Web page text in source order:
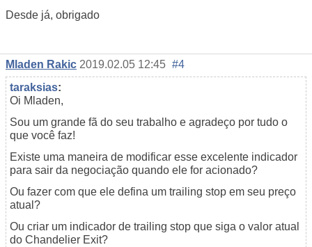
Desde já, obrigado
Mladen Rakic 2019.02.05 12:45 #4
taraksias:
Oi Mladen,
Sou um grande fã do seu trabalho e agradeço por tudo o
que você faz!
Existe uma maneira de modificar esse excelente indicador
para sair da negociação quando ele for acionado?
Ou fazer com que ele defina um trailing stop em seu preço
atual?
Ou criar um indicador de trailing stop que siga o valor atual
do Chandelier Exit?